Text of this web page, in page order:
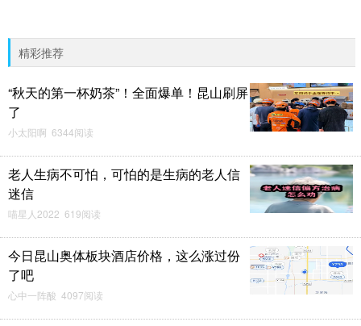
精彩推荐
“秋天的第一杯奶茶”！全面爆单！昆山刷屏
了
小太阳啊 6344阅读
老人生病不可怕，可怕的是生病的老人信
迷信
喵星人2022 619阅读
今日昆山奥体板块酒店价格，这么涨过份
了吧
心中一阵酸 4097阅读